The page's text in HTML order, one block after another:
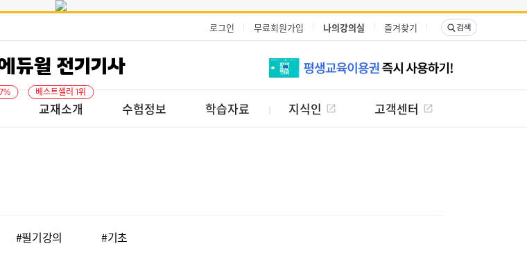
로그인 무료회원가입 나의강의실 즐겨찾기
듀윌 전기기사
교재소개
베스트셀러 1위
수험정보 학습자료 지식인 고객센터
#필기강의 #기초